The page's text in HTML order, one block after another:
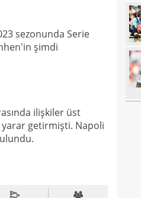
sezonunda Serie
şimdi
ilişkiler üst
yarar getirmişti. Napoli